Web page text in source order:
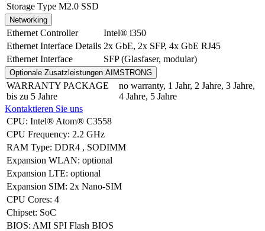
Storage Type M2.0 SSD
Networking
Ethernet Controller
Intel® i350
Ethernet Interface Details 2x GbE, 2x SFP, 4x GbE RJ45
Ethernet Interface
SFP (Glasfaser, modular)
Optionale Zusatzleistungen AIMSTRONG
WARRANTY PACKAGE
bis zu 5 Jahre
no warranty, 1 Jahr, 2 Jahre, 3 Jahre,
4 Jahre, 5 Jahre
Kontaktieren Sie uns
CPU: Intel® Atom® C3558
CPU Frequency: 2.2 GHz
RAM Type: DDR4 , SODIMM
Expansion WLAN: optional
Expansion LTE: optional
Expansion SIM: 2x Nano-SIM
CPU Cores: 4
Chipset: SoC
BIOS: AMI SPI Flash BIOS